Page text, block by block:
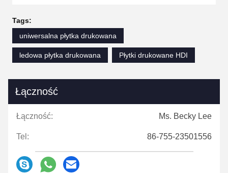
Tags:
uniwersalna płytka drukowana
ledowa płytka drukowana Płytki drukowane HDI
Łączność
Łączność: Ms. Becky Lee
Tel: 86-755-23501556